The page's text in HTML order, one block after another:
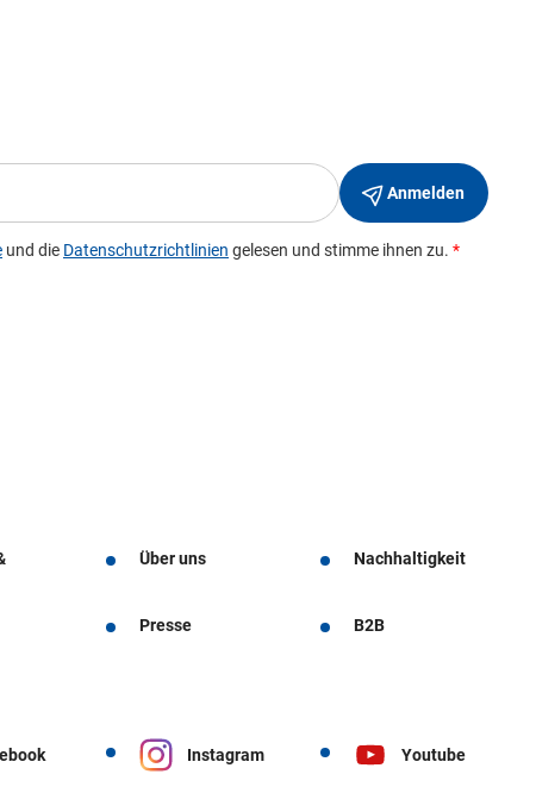
Über uns Nachhaltigkeit
Presse B2B
Instagram Youtube